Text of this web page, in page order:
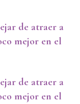
de atraer a
mejor en el
de atraer a
mejor en el